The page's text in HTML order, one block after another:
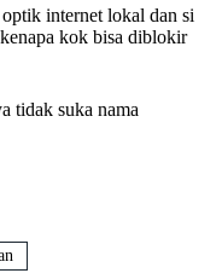
internet lokal dan si
kok bisa diblokir
tidak suka nama